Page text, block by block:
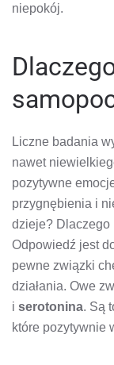
niepokój.
Liczne badania
nawet
pozytywne
przygnębienia i
dzieje? Dlaczego
Odpowiedź jest
pewne związki
działania. Owe
i serotonina. Są
które pozytywnie